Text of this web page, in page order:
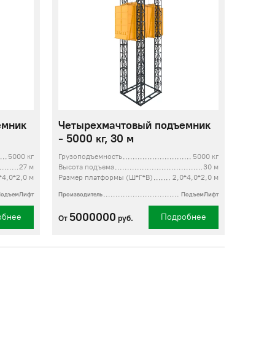
5000 кг
27 м
м
Четырехмачтовый подъемник
- 5000 кг, 30 м
Грузоподъемность
5000 кг
Высота подъема
30 м
Размер платформы (Ш*Г*В)
2,0*4,0*2,0 м
Производитель ПодъемЛифт
От5000000 руб. Подробнее